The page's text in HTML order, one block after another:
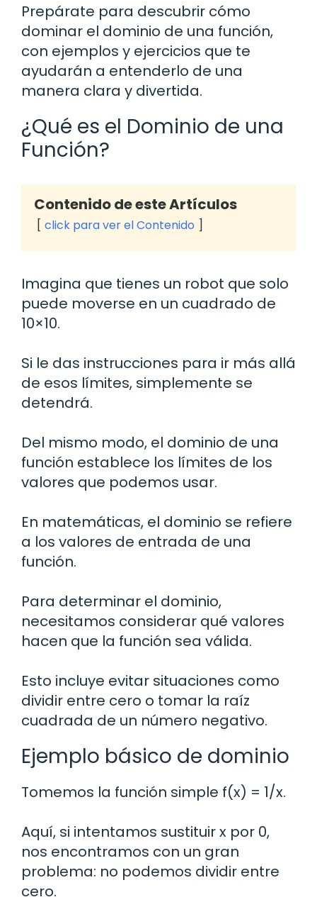
Prepárate para descubrir cómo
dominar el dominio de una función,
con ejemplos y ejercicios que te
ayudarán a entenderlo de una
manera clara y divertida.
¿Qué es el Dominio de una
Función?
Contenido de este Artículos
click para ver el Contenido
Imagina que tienes un robot que solo
puede moverse en un cuadrado de
10×10.
Si le das instrucciones para ir más allá
de esos límites, simplemente se
detendrá.
Del mismo modo, el dominio de una
función establece los límites de los
valores que podemos usar.
En matemáticas, el dominio se refiere
a los valores de entrada de una
función.
Para determinar el dominio,
necesitamos considerar qué valores
hacen que la función sea válida.
Esto incluye evitar situaciones como
dividir entre cero o tomar la raíz
cuadrada de un número negativo.
Ejemplo básico de dominio
Tomemos la función simple f(x) = 1/x.
Aquí, si intentamos sustituir x por 0,
nos encontramos con un gran
problema: no podemos dividir entre
cero.